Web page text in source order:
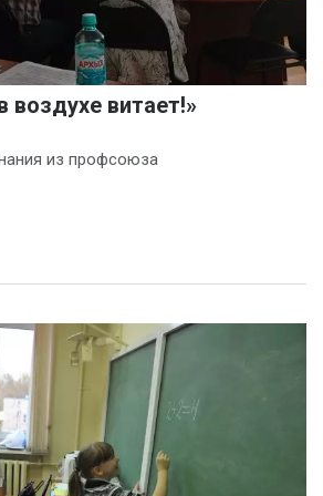
витает!»
из профсоюза